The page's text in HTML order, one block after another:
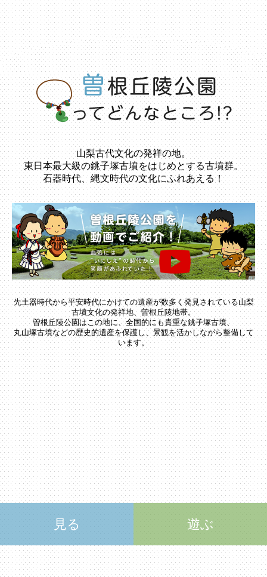
山梨古代文化の発祥の地。
東日本最大級の銚子塚古墳をはじめとする古墳群。
石器時代、縄文時代の文化にふれあえる！
先土器時代から平安時代にかけての遺産が数多く発見されている山梨
古墳文化の発祥地、曽根丘陵地帯。
曽根丘陵公園はこの地に、全国的にも貴重な銚子塚古墳、
丸山塚古墳などの歴史的遺産を保護し、景観を活かしながら整備して
います。
見る 遊ぶ